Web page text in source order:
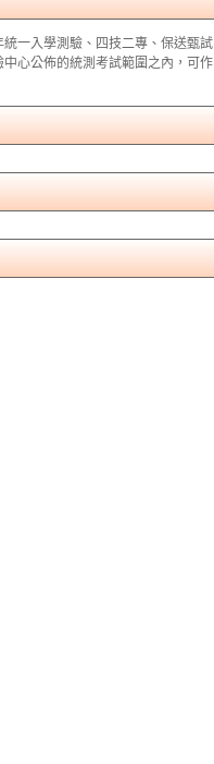
一入學測驗、四技二專、保送甄試
心公佈的統測考試範圍之內，可作